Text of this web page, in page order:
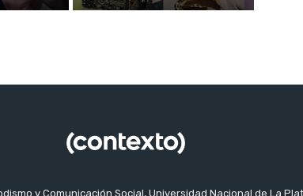
y Comunicación Social, Universidad Nacional de La